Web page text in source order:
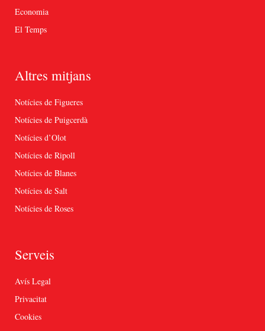
Economia
El Temps
Altres mitjans
Notícies de Figueres
Notícies de Puigcerdà
Notícies d’Olot
Notícies de Ripoll
Notícies de Blanes
Notícies de Salt
Notícies de Roses
Serveis
Avís Legal
Privacitat
Cookies